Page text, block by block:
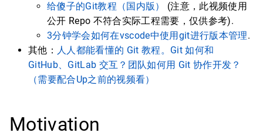
给傻子的Git教程（国内版）
(注意，此视频使用
公开 Repo 不符合实际工程需要，仅供参考).
3分钟学会如何在vscode中使用git进行版本管理.
其他： 人人都能看懂的 Git 教程。Git 如何和
GitHub、GitLab 交互？团队如何用 Git 协作开发？
（需要配合Up之前的视频看）
Motivation